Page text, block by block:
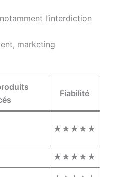
l’interdiction
marketing
Fiabilité
★★★★★
★★★★★